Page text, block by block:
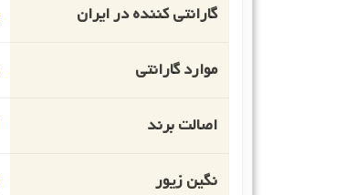
گارانتی کننده در ایران
موارد گارانتی
اصالت برند
نگین زیور